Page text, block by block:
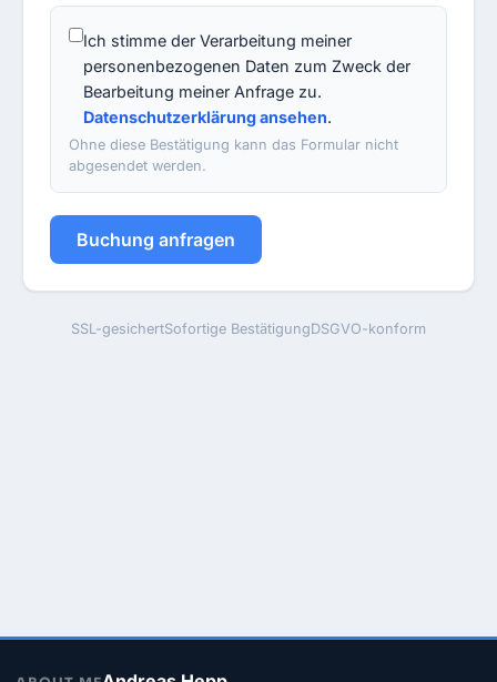
Ich stimme der Verarbeitung meiner
personenbezogenen Daten zum Zweck der
Bearbeitung meiner Anfrage zu.
Datenschutzerklärung ansehen.
Ohne diese Bestätigung kann das Formular nicht
abgesendet werden.
Buchung anfragen
SSL-gesichertSofortige BestätigungDSGVO-konform